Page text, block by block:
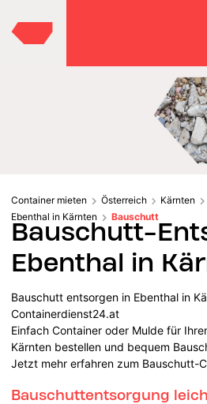
Container mieten Österreich Kärnten
Ebenthal in Kärnten
Bauschutt
Bauschutt-
Ebenthal in
Bauschutt entsorgen in Ebenthal in
Containerdienst24.at
Einfach Container oder Mulde für
Kärnten bestellen und bequem
Jetzt mehr erfahren zum Bauschutt-
Bauschuttentsorgung